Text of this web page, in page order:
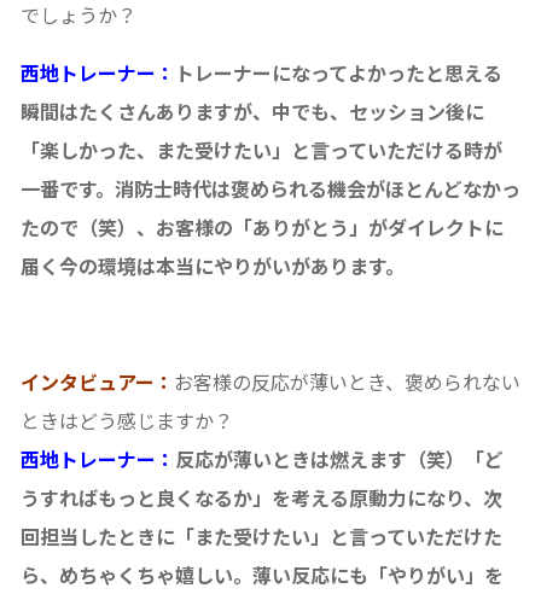
でしょうか？
西地トレーナー： トレーナーになってよかったと思える
瞬間はたくさんありますが、中でも、セッション後に
「楽しかった、また受けたい」と言っていただける時が
一番です。消防士時代は褒められる機会がほとんどなかっ
たので（笑）、お客様の「ありがとう」がダイレクトに
届く今の環境は本当にやりがいがあります。
インタビュアー： お客様の反応が薄いとき、褒められない
ときはどう感じますか？
西地トレーナー： 反応が薄いときは燃えます（笑）「ど
うすればもっと良くなるか」を考える原動力になり、次
回担当したときに「また受けたい」と言っていただけた
ら、めちゃくちゃ嬉しい。薄い反応にも「やりがい」を